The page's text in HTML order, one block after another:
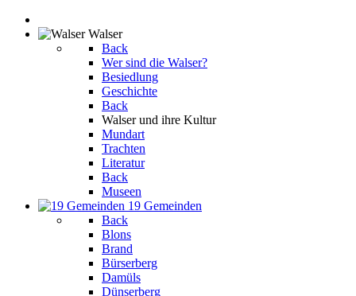
Walser
Back
Wer sind die Walser?
Besiedlung
Geschichte
Back
Walser und ihre Kultur
Mundart
Trachten
Literatur
Back
Museen
19 Gemeinden
Back
Blons
Brand
Bürserberg
Damüls
Dünserberg